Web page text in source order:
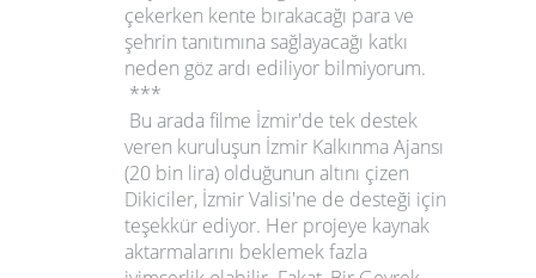
çekerken kente bırakacağı para ve
şehrin tanıtımına sağlayacağı katkı
neden göz ardı ediliyor bilmiyorum.
***
Bu arada filme İzmir'de tek destek
veren kuruluşun İzmir Kalkınma Ajansı
(20 bin lira) olduğunun altını çizen
Dikiciler, İzmir Valisi'ne de desteği için
teşekkür ediyor. Her projeye kaynak
aktarmalarını beklemek fazla